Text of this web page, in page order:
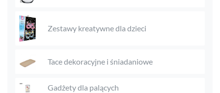
Zestawy kreatywne dla dzieci
Tace dekoracyjne i śniadaniowe
Gadżety dla palących